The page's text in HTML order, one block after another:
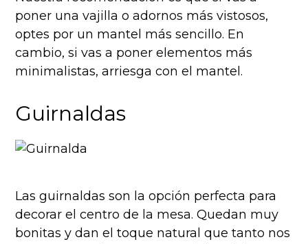
poner una vajilla o adornos más vistosos,
optes por un mantel más sencillo. En
cambio, si vas a poner elementos más
minimalistas, arriesga con el mantel.
Guirnaldas
Las guirnaldas son la opción perfecta para
decorar el centro de la mesa. Quedan muy
bonitas y dan el toque natural que tanto nos